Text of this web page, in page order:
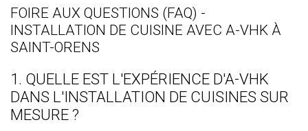
FOIRE AUX QUESTIONS (FAQ) -
INSTALLATION DE CUISINE AVEC A-VHK À
SAINT-ORENS
1. QUELLE EST L'EXPÉRIENCE D'A-VHK
DANS L'INSTALLATION DE CUISINES SUR
MESURE ?